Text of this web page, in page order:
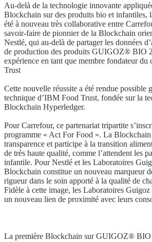
Au-delà de la technologie innovante
Blockchain sur des produits bio et infantiles,
été à nouveau très collaborative entre
savoir-faire de pionnier de la Blockchain
Nestlé, qui au-delà de partager les données
de production des produits GUIGOZ® BIO
expérience en tant que membre fondateur
Trust
Cette nouvelle réussite a été rendue possible
technique d’IBM Food Trust, fondée sur la
Blockchain Hyperledger.
Pour Carrefour, ce partenariat tripartite
programme « Act For Food ». La
transparence et participe à la transition
de très haute qualité, comme l’attendent les
infantile. Pour Nestlé et les Laboratoires
Blockchain constitue un nouveau marqueur
rigueur dans le soin apporté à la qualité de
Fidèle à cette image, les Laboratoires
un nouveau lien de proximité avec leurs
La première Blockchain sur GUIGOZ® BIO